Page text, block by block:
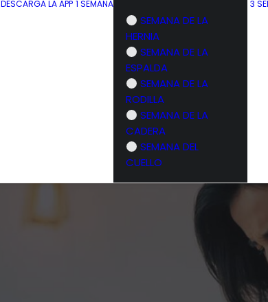
DESCARGA LA APP 1 SEMANA
SEMANA DE LA
HERNIA
SEMANA DE LA
ESPALDA
SEMANA DE LA
RODILLA
SEMANA DE LA
CADERA
SEMANA DEL
CUELLO
3